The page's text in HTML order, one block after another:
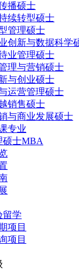
播硕士
续转型硕士
管理硕士
创新与数据科学
业管理硕士
理与营销硕士
与创业硕士
运营管理硕士
销售硕士
与商业发展硕士
专业
硕士MBA
留学
项目
项目